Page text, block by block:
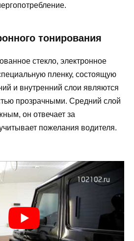
тонирования
стекло, электронное
пленку, состоящую
и внутренний слои являются
прозрачными. Средний слой
он отвечает за
пожелания водителя.